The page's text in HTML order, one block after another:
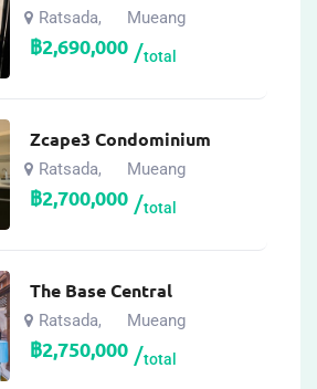
Ratsada, Mueang
฿2,690,000 total
Zcape3 Condominium
Ratsada, Mueang
฿2,700,000 total
The Base Central
Ratsada, Mueang
฿2,750,000 total